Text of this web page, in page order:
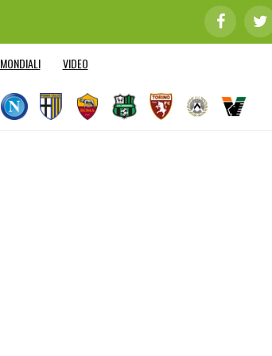
MONDIALI VIDEO